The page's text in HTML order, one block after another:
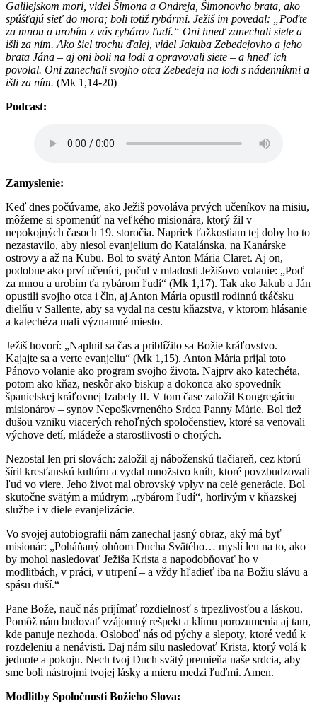
Galilejskom mori, videl Šimona a Ondreja, Šimonovho brata, ako
spúšťajú sieť do mora; boli totiž rybármi. Ježiš im povedal: „Poďte
za mnou a urobím z vás rybárov ľudí.“ Oni hneď zanechali siete a
išli za ním. Ako šiel trochu ďalej, videl Jakuba Zebedejovho a jeho
brata Jána – aj oni boli na lodi a opravovali siete – a hneď ich
povolal. Oni zanechali svojho otca Zebedeja na lodi s nádenníkmi a
išli za ním. (Mk 1,14-20)
Podcast:
Zamyslenie:
Keď dnes počúvame, ako Ježiš povoláva prvých učeníkov na misiu,
môžeme si spomenúť na veľkého misionára, ktorý žil v
nepokojných časoch 19. storočia. Napriek ťažkostiam tej doby ho to
nezastavilo, aby niesol evanjelium do Katalánska, na Kanárske
ostrovy a až na Kubu. Bol to svätý Anton Mária Claret. Aj on,
podobne ako prví učeníci, počul v mladosti Ježišovo volanie: „Poď
za mnou a urobím ťa rybárom ľudí“ (Mk 1,17). Tak ako Jakub a Ján
opustili svojho otca i čln, aj Anton Mária opustil rodinnú tkáčsku
dielňu v Sallente, aby sa vydal na cestu kňazstva, v ktorom hlásanie
a katechéza mali významné miesto.
Ježiš hovorí: „Naplnil sa čas a priblížilo sa Božie kráľovstvo.
Kajajte sa a verte evanjeliu“ (Mk 1,15). Anton Mária prijal toto
Pánovo volanie ako program svojho života. Najprv ako katechéta,
potom ako kňaz, neskôr ako biskup a dokonca ako spovedník
španielskej kráľovnej Izabely II. V tom čase založil Kongregáciu
misionárov – synov Nepoškvrneného Srdca Panny Márie. Bol tiež
dušou vzniku viacerých rehoľných spoločenstiev, ktoré sa venovali
výchove detí, mládeže a starostlivosti o chorých.
Nezostal len pri slovách: založil aj náboženskú tlačiareň, cez ktorú
šíril kresťanskú kultúru a vydal množstvo kníh, ktoré povzbudzovali
ľud vo viere. Jeho život mal obrovský vplyv na celé generácie. Bol
skutočne svätým a múdrym „rybárom ľudí“, horlivým v kňazskej
službe i v diele evanjelizácie.
Vo svojej autobiografii nám zanechal jasný obraz, aký má byť
misionár: „Poháňaný ohňom Ducha Svätého… myslí len na to, ako
by mohol nasledovať Ježiša Krista a napodobňovať ho v
modlitbách, v práci, v utrpení – a vždy hľadieť iba na Božiu slávu a
spásu duší.“
Pane Bože, nauč nás prijímať rozdielnosť s trpezlivosťou a láskou.
Pomôž nám budovať vzájomný rešpekt a klímu porozumenia aj tam,
kde panuje nezhoda. Osloboď nás od pýchy a slepoty, ktoré vedú k
rozdeleniu a nenávisti. Daj nám silu nasledovať Krista, ktorý volá k
jednote a pokoju. Nech tvoj Duch svätý premieňa naše srdcia, aby
sme boli nástrojmi tvojej lásky a mieru medzi ľuďmi. Amen.
Modlitby Spoločnosti Božieho Slova: